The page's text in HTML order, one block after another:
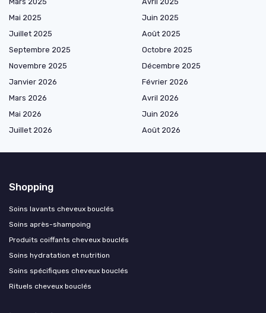
Mai 2025
Juin 2025
Juillet 2025
Août 2025
Septembre 2025
Octobre 2025
Novembre 2025
Décembre 2025
Janvier 2026
Février 2026
Mars 2026
Avril 2026
Mai 2026
Juin 2026
Juillet 2026
Août 2026
Shopping
Soins lavants cheveux bouclés
Soins après-shampoing
Produits coiffants cheveux bouclés
Soins hydratation et nutrition
Soins spécifiques cheveux bouclés
Rituels cheveux bouclés